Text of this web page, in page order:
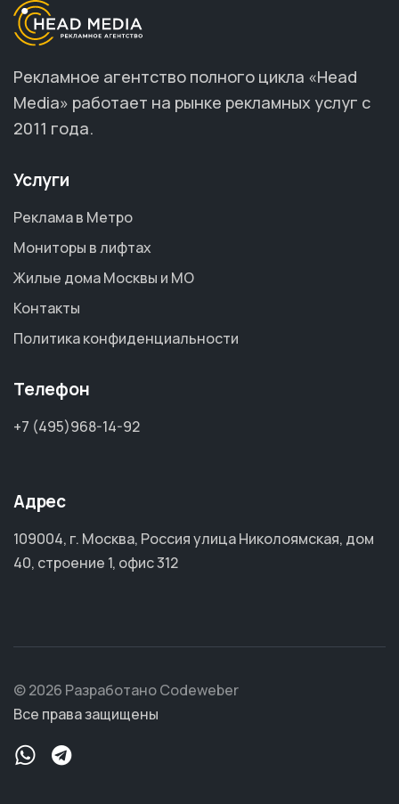
Рекламное агентство полного цикла «Head
Media» работает на рынке рекламных услуг с
2011 года.
Услуги
Реклама в Метро
Мониторы в лифтах
Жилые дома Москвы и МО
Контакты
Политика конфиденциальности
Телефон
+7 (495)968-14-92
Адрес
109004, г. Москва, Россия улица Николоямская, дом
40, строение 1, офис 312
© 2026 Разработано Codeweber
Все права защищены